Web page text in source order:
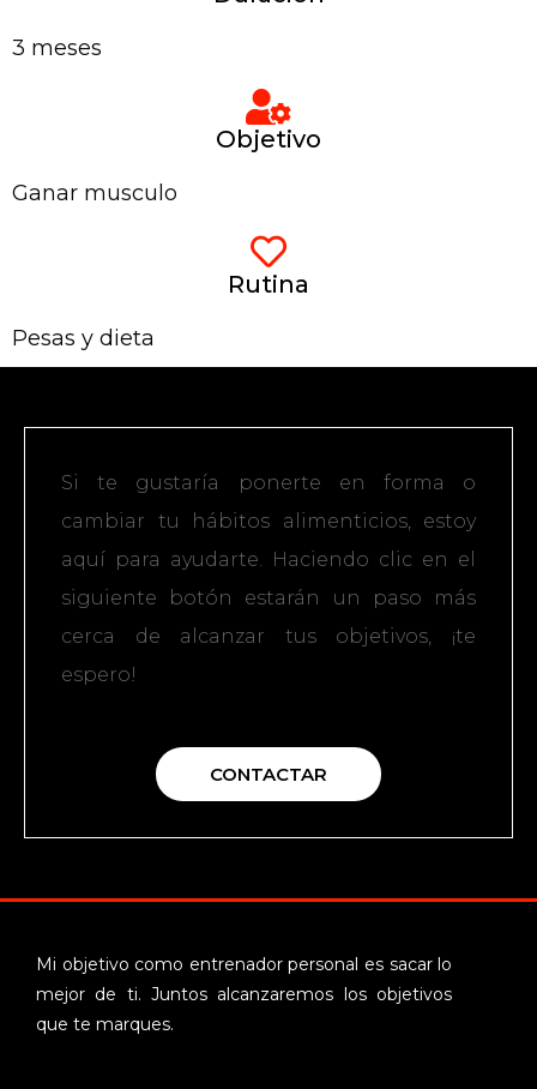
3 meses
Objetivo
Ganar musculo
Rutina
Pesas y dieta
Si te gustaría ponerte en forma o
cambiar tu hábitos alimenticios, estoy
aquí para ayudarte. Haciendo clic en el
siguiente botón estarán un paso más
cerca de alcanzar tus objetivos, ¡te
espero!
CONTACTAR
Mi objetivo como entrenador personal es sacar lo
mejor de ti. Juntos alcanzaremos los objetivos
que te marques.